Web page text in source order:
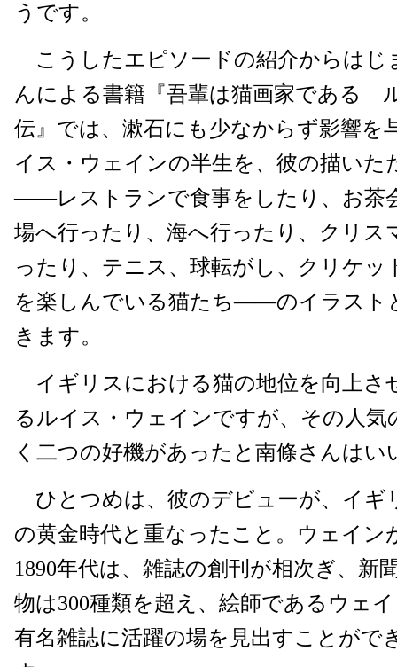
うです。
こうしたエピソードの紹介からはじ
んによる書籍『吾輩は猫画家である
伝』では、漱石にも少なからず影響を
イス・ウェインの半生を、彼の描いた
――レストランで食事をしたり、お茶
場へ行ったり、海へ行ったり、クリス
ったり、テニス、球転がし、クリケッ
を楽しんでいる猫たち――のイラスト
きます。
イギリスにおける猫の地位を向上さ
るルイス・ウェインですが、その人気
く二つの好機があったと南條さんはい
ひとつめは、彼のデビューが、イギ
の黄金時代と重なったこと。ウェイン
1890年代は、雑誌の創刊が相次ぎ、新
物は300種類を超え、絵師であるウェ
有名雑誌に活躍の場を見出すことがで